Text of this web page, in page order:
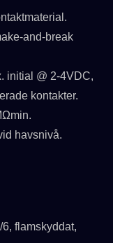
and-break
initial @ 2-4VDC,
kontakter.
havsnivå.
flamskyddat,